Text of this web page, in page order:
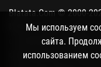
Blatata.Com © 2000-
Использование сайта
с политикой
соглашением и
Мы используем
сайта.
использованием